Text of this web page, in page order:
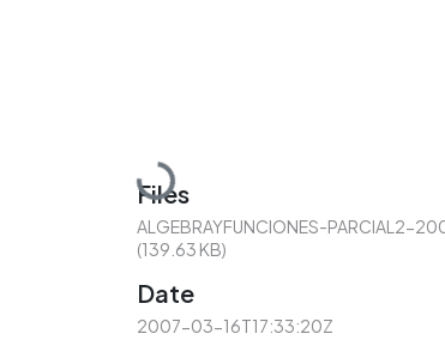
Loading...
Files
ALGEBRAYFUNCIONES-PARCIAL2-
(139.63 KB)
Date
2007-03-16T17:33:20Z